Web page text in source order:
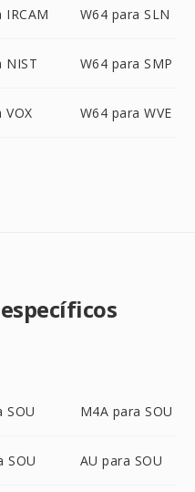
IRCAM W64 para SLN
NIST W64 para SMP
VOX W64 para WVE
SOU M4A para SOU
SOU AU para SOU